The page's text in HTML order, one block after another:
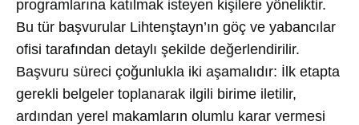
programlarına katılmak isteyen kişilere yöneliktir.
Bu tür başvurular Lihtenştayn’ın göç ve yabancılar
ofisi tarafından detaylı şekilde değerlendirilir.
Başvuru süreci çoğunlukla iki aşamalıdır: İlk etapta
gerekli belgeler toplanarak ilgili birime iletilir,
ardından yerel makamların olumlu karar vermesi